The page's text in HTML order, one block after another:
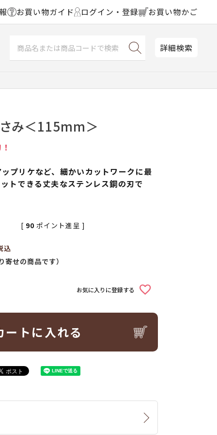
お買い物ガイド ログイン・登録 お買い物かご
詳細検索
さみ＜115mm＞
プリケなど、細かいカットワークに最
トできる丈夫なステンレス鋼の刃で
込
[ 90 ポイント進呈 ]
せの商品です）
お気に入りに登録する
ートに入れる